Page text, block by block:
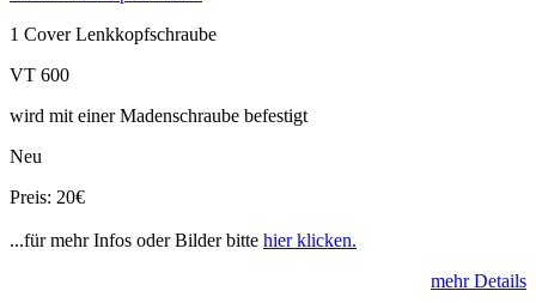
1 Cover Lenkkopfschraube
VT 600
wird mit einer Madenschraube befestigt
Neu
Preis: 20€
...für mehr Infos oder Bilder bitte hier klicken.
mehr Details